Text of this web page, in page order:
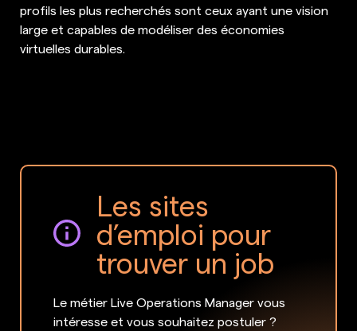
profils les plus recherchés sont ceux ayant une vision
large et capables de modéliser des économies
virtuelles durables.
Les sites
d’emploi pour
trouver un job
Le métier Live Operations Manager vous
intéresse et vous souhaitez postuler ?